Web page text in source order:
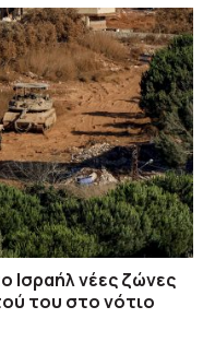
Ισραήλ νέες ζώνες
του στο νότιο